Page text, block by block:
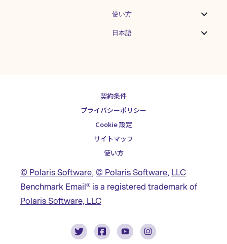
使い方
日本語
契約条件
プライバシーポリシー
Cookie 設定
サイトマップ
使い方
© Polaris Software, © Polaris Software, LLC
Benchmark Email® is a registered trademark of
Polaris Software, LLC